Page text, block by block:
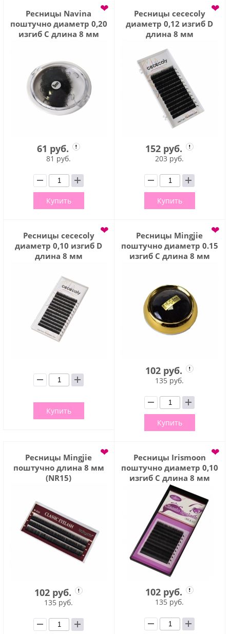
Ресницы Navina
поштучно диаметр 0,20
изгиб С длина 8 мм
❤
61 руб.
81 руб.
Купить
Ресницы cececoly
диаметр 0,12 изгиб D
длина 8 мм
❤
152 руб.
203 руб.
Купить
Ресницы cececoly
диаметр 0,10 изгиб D
длина 8 мм
❤
Купить
Ресницы Mingjie
поштучно диаметр 0.15
изгиб C длина 8 мм
❤
102 руб.
135 руб.
Купить
Ресницы Mingjie
поштучно длина 8 мм
(NR15)
❤
102 руб.
135 руб.
Ресницы Irismoon
поштучно диаметр 0,10
изгиб C длина 8 мм
❤
102 руб.
135 руб.